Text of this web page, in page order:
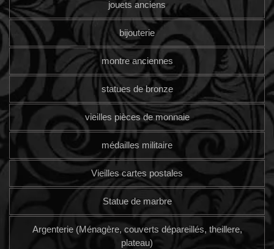
jouets anciens
bijouterie
montre anciennes
statues de bronze
vieilles pièces de monnaie
médailles militaire
Vieilles cartes postales
Statue de marbre
Argenterie (Ménagère, couverts dépareillés, theillere,
plateau)